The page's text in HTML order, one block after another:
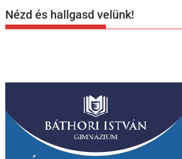
Nézd és hallgasd velünk!